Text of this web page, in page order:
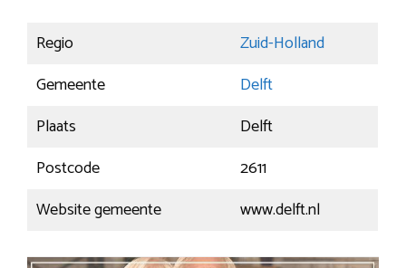
Regio
Zuid-Holland
Gemeente
Delft
Plaats
Delft
Postcode
2611
Website gemeente
www.delft.nl